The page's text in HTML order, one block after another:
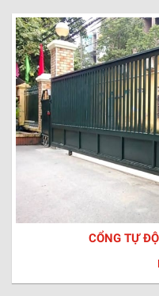
CỔNG TỰ